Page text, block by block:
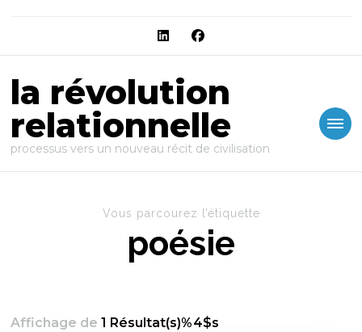
la révolution
relationnelle
processus vers un nouveau récit de civilisation
Vous parcourez l’étiquette
poésie
Affichage de1 Résultat(s)%4$s